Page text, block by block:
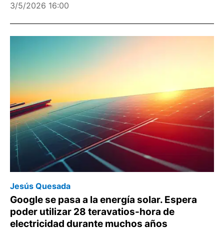
3/5/2026 16:00
Jesús Quesada
Google se pasa a la energía solar. Espera
poder utilizar 28 teravatios-hora de
electricidad durante muchos años